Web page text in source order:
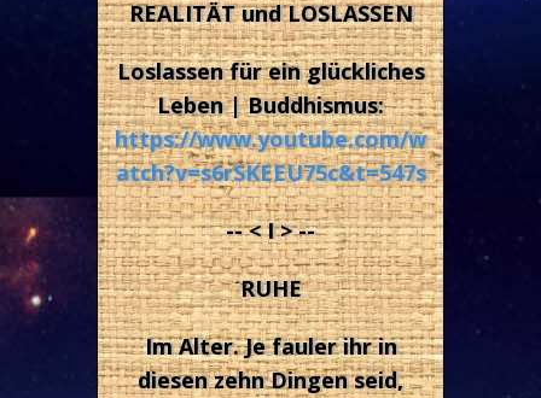
REALITÄT und LOSLASSEN
Loslassen für ein glückliches
Leben | Buddhismus:
https://www.youtube.com/w
atch?v=s6rSKEEU75c&t=547s
-- < I > --
RUHE
Im Alter. Je fauler ihr in
diesen zehn Dingen seid,